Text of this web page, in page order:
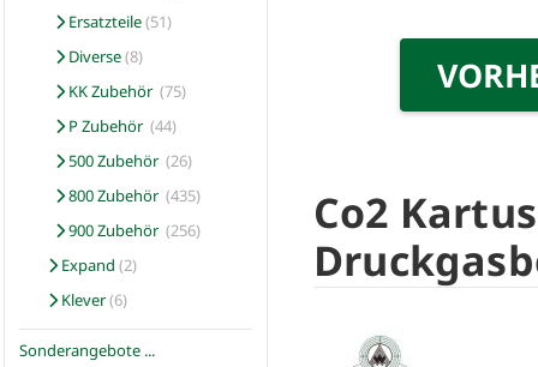
Ersatzteile(51)
Diverse(8)
KK Zubehör (75)
P Zubehör (44)
500 Zubehör (26)
800 Zubehör (435)
900 Zubehör (256)
Expand (2)
Klever(6)
Sonderangebote ...
Co2